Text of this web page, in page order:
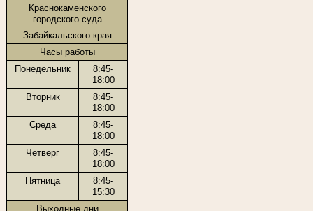
Краснокаменского
городского суда
Забайкальского края
Часы работы
Понедельник
8:45-
18:00
Вторник
8:45-
18:00
Среда
8:45-
18:00
Четверг
8:45-
18:00
Пятница
8:45-
15:30
Выходные дни